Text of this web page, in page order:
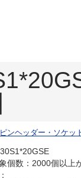
ピンヘッダー・ソケッ
個数：2000個以上